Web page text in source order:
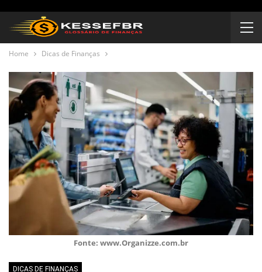
Home Dicas de Finanças
Fonte: www.Organizze.com.br
DICAS DE FINANÇAS